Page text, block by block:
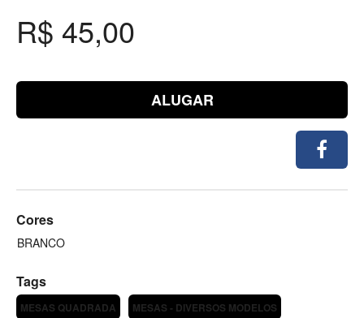
R$ 45,00
ALUGAR
Cores
BRANCO
Tags
MESAS QUADRADA MESAS - DIVERSOS MODELOS